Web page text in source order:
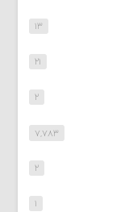
۱۳
۲۱
۲
۷,۷۸۳
۲
۱